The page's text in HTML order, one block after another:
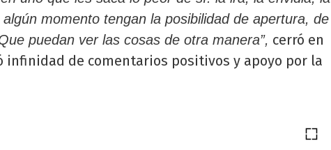
algún momento tengan la posibilidad de apertura, de
puedan ver las cosas de otra manera”, cerró en
infinidad de comentarios positivos y apoyo por la